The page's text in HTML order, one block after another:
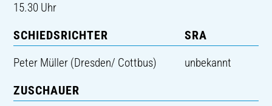
15.30 Uhr
SCHIEDSRICHTER
Peter Müller (Dresden/ Cottbus)
SRA
unbekannt
ZUSCHAUER